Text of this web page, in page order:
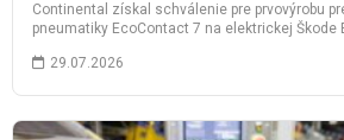
Continental získal schválenie pre prvovýrobu
pneumatiky EcoContact 7 na elektrickej Škode
29.07.2026